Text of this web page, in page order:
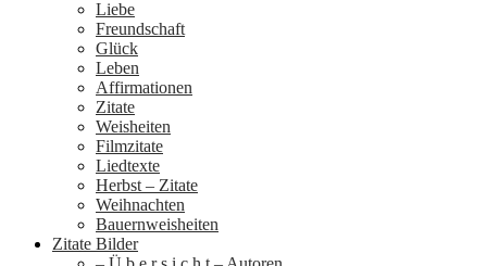
Liebe
Freundschaft
Glück
Leben
Affirmationen
Zitate
Weisheiten
Filmzitate
Liedtexte
Herbst – Zitate
Weihnachten
Bauernweisheiten
Zitate Bilder